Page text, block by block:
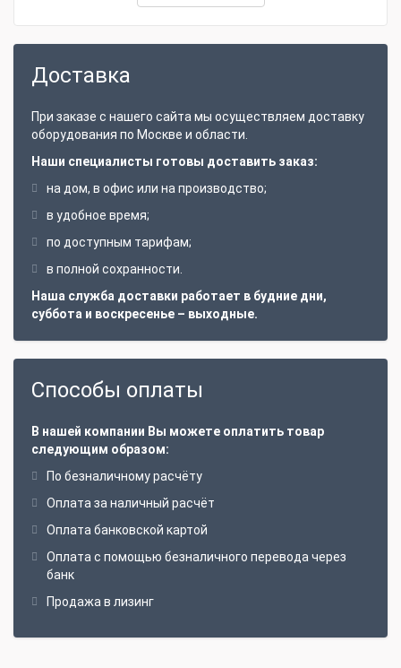
Доставка
При заказе с нашего сайта мы осуществляем доставку
оборудования по Москве и области.
Наши специалисты готовы доставить заказ:
на дом, в офис или на производство;
в удобное время;
по доступным тарифам;
в полной сохранности.
Наша служба доставки работает в будние дни,
суббота и воскресенье – выходные.
Способы оплаты
В нашей компании Вы можете оплатить товар
следующим образом:
По безналичному расчёту
Оплата за наличный расчёт
Оплата банковской картой
Оплата с помощью безналичного перевода через
банк
Продажа в лизинг